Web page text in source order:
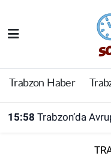
Trabzon Haber
15:58 Trabzon’da Avrupa
Trabzon Haber
Trabzonspor
Trabzon
Trabzon Hava